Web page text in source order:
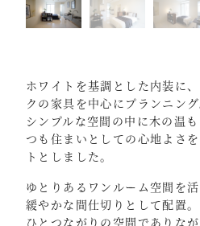
ホワイトを基調とした内装に
クの家具を中心にプランニング
シンプルな空間の中に木の温
つも住まいとしての心地よさ
トとしました。
ゆとりあるワンルーム空間を
緩やかな間仕切りとして配置。
ひとつながりの空間でありな